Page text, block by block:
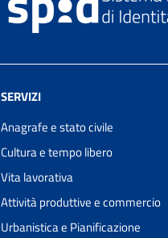
SERVIZI
Anagrafe e stato civile
Cultura e tempo libero
Vita lavorativa
Attività produttive e commercio
Urbanistica e Pianificazione